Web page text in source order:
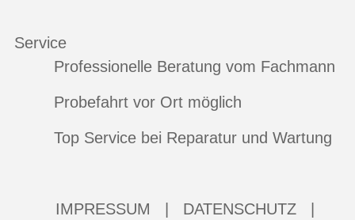
Service
Professionelle Beratung vom Fachmann
Probefahrt vor Ort möglich
Top Service bei Reparatur und Wartung
IMPRESSUM DATENSCHUTZ